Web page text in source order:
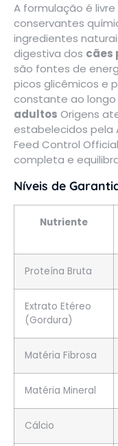
A formulação é
conservantes
ingredientes
digestiva dos cães
são fontes de
picos glicêmicos e
constante ao longo
adultos Origens
estabelecidos pela
Feed Control
completa e
Níveis de
Nutriente
Proteína Bruta
Extrato Etéreo
(Gordura)
Matéria Fibrosa
Matéria Mineral
Cálcio